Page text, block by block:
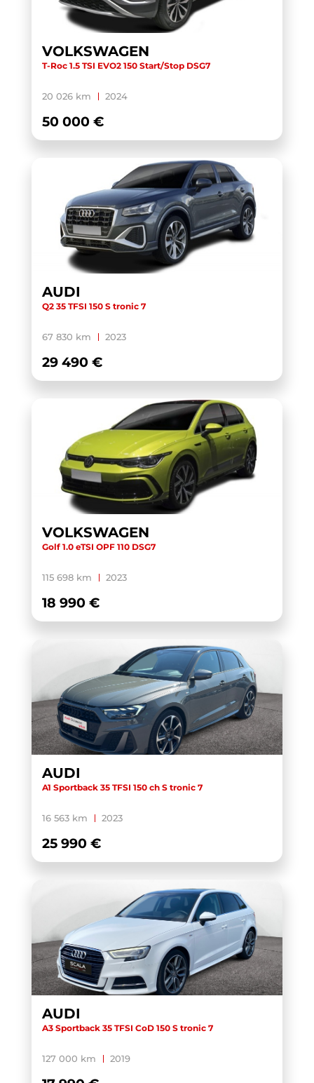
TOURAN BUSINESS (1)
TRANSIT CUSTOM CABINE APPROFONDIE
TRANSIT CUSTOM FOURGON (1)
TRANSPORTER 6.1 VAN
(1)
WRANGLER (1)
X-TRAIL (1)
X1 F48 LCI (1)
(1)
XC40 (1)
ZS (1)
VOLKSWAGEN
T-Roc 1.5 TSI EVO2 150 Start/Stop DSG7
20 026 km 2024
50 000 €
AUDI
Q2 35 TFSI 150 S tronic 7
67 830 km 2023
29 490 €
VOLKSWAGEN
Golf 1.0 eTSI OPF 110 DSG7
115 698 km 2023
18 990 €
AUDI
A1 Sportback 35 TFSI 150 ch S tronic 7
16 563 km 2023
25 990 €
AUDI
A3 Sportback 35 TFSI CoD 150 S tronic 7
127 000 km 2019